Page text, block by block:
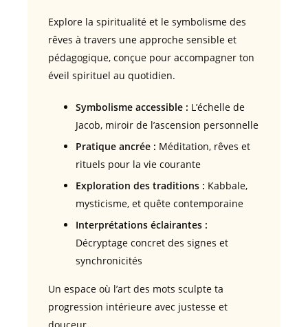
Explore la spiritualité et le symbolisme des
rêves à travers une approche sensible et
pédagogique, conçue pour accompagner ton
éveil spirituel au quotidien.
Symbolisme accessible : L’échelle de
Jacob, miroir de l’ascension personnelle
Pratique ancrée : Méditation, rêves et
rituels pour la vie courante
Exploration des traditions : Kabbale,
mysticisme, et quête contemporaine
Interprétations éclairantes :
Décryptage concret des signes et
synchronicités
Un espace où l’art des mots sculpte ta
progression intérieure avec justesse et